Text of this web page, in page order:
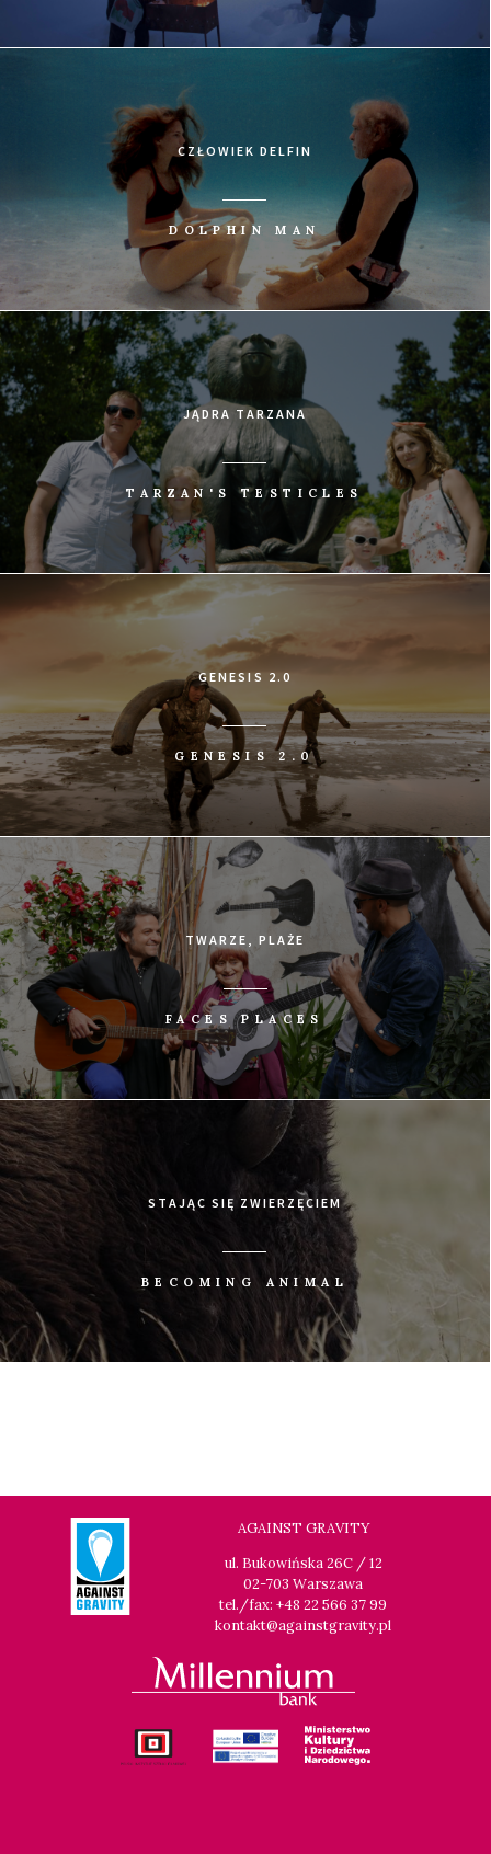
CZŁOWIEK DELFIN
DOLPHIN MAN
JĄDRA TARZANA
TARZAN'S TESTICLES
GENESIS 2.0
GENESIS 2.0
TWARZE, PLAŻE
FACES PLACES
STAJĄC SIĘ ZWIERZĘCIEM
BECOMING ANIMAL
AGAINST GRAVITY
ul. Bukowińska 26C / 12
02-703 Warszawa
tel./fax: +48 22 566 37 99
kontakt@againstgravity.pl